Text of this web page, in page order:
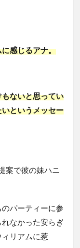
感じるアナ。
ないと思ってい
というメッセー
案で彼の妹ハニ
パーティーに参
なかった安らぎ
リアムに惹